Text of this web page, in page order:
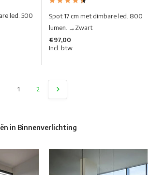
led. 500
Spot 17 cm met dimbare led. 800
lumen. →Zwart
€97,00
Incl. btw
1 2
in Binnenverlichting